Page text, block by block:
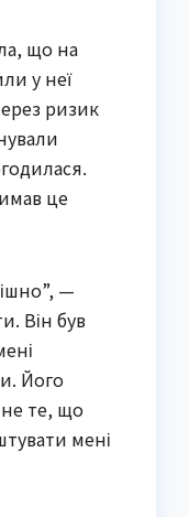
що на
у неї
ризик
це
—
Він був
Його
не те, що
мені